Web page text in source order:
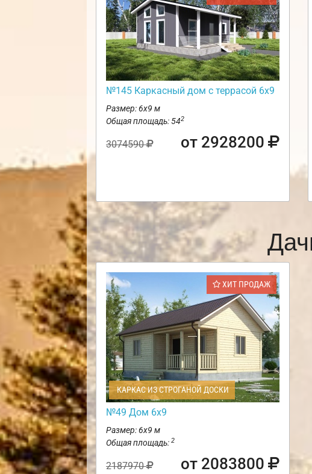
№145 Каркасный дом с террасой 6х9
Размер: 6х9 м
Общая площадь: 542
3074590 от 2928200
ХИТ ПРОДАЖ
КАРКАС ИЗ СТРОГАНОЙ ДОСКИ
№49 Дом 6х9
Размер: 6х9 м
Общая площадь: 2
2187970 от 2083800